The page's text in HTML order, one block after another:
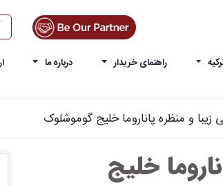
راهنمای خریدار درباره ما
و منظره پاناروما خلیج گوموشلوک
خلیج